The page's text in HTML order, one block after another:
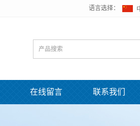
语言选择：
在线留言 联系我们